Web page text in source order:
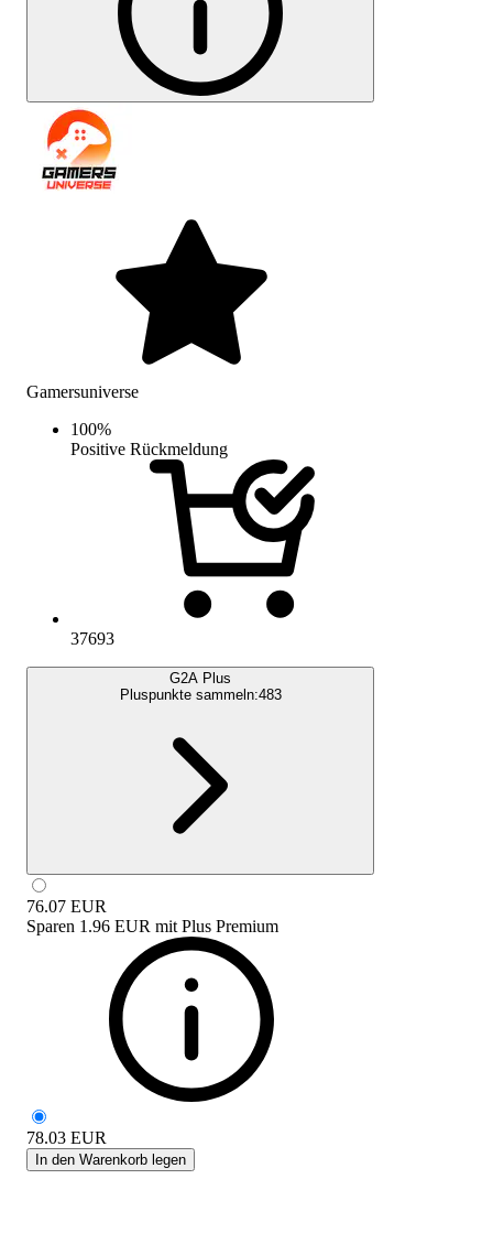
Gamersuniverse
100%
Positive Rückmeldung
37693
G2A Plus
Pluspunkte sammeln:483
76.07 EUR
Sparen 1.96 EUR mit Plus Premium
78.03 EUR
In den Warenkorb legen